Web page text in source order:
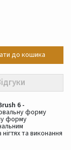
до кошика
6 -
форму
форму
та виконання